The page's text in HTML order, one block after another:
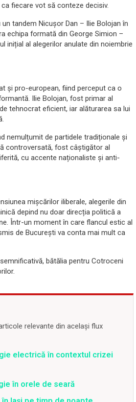
fiecare vot să conteze decisiv.
tandem Nicușor Dan – Ilie Bolojan în
echipa formată din George Simion –
inițial al alegerilor anulate din noiembrie
și pro-european, fiind perceput ca o
Ilie Bolojan, fost primar al
tehnocrat eficient, iar alăturarea sa lui
nemulțumit de partidele tradiționale și
controversată, fost câștigător al
cu accente naționaliste și anti-
mișcărilor iliberale, alegerile din
depind nu doar direcția politică a
Într-un moment în care flancul estic al
de București va conta mai mult ca
bătălia pentru Cotroceni
relevante din același flux
electrică în contextul crizei
în orele de seară